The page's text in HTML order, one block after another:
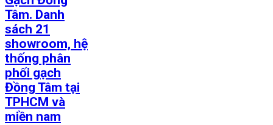
Tâm. Danh
sách 21
showroom, hệ
thống phân
phối gạch
Đồng Tâm tại
TPHCM và
miền nam